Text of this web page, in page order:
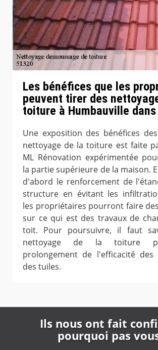
Les bénéfices que les
peuvent tirer des
toiture à Humbauville
Une exposition des bénéfices
nettoyage de la toiture est faite
ML Rénovation expérimentée
la partie supérieure de la maison.
d'abord le renforcement de
structure en évitant les
les propriétaires pourront faire
sur ce qui est des travaux de
toit. Pour poursuivre, il faut
nettoyage de la toiture
prolongement de l'efficacité des
des tuiles.
Ils nous ont fait
pourquoi pas